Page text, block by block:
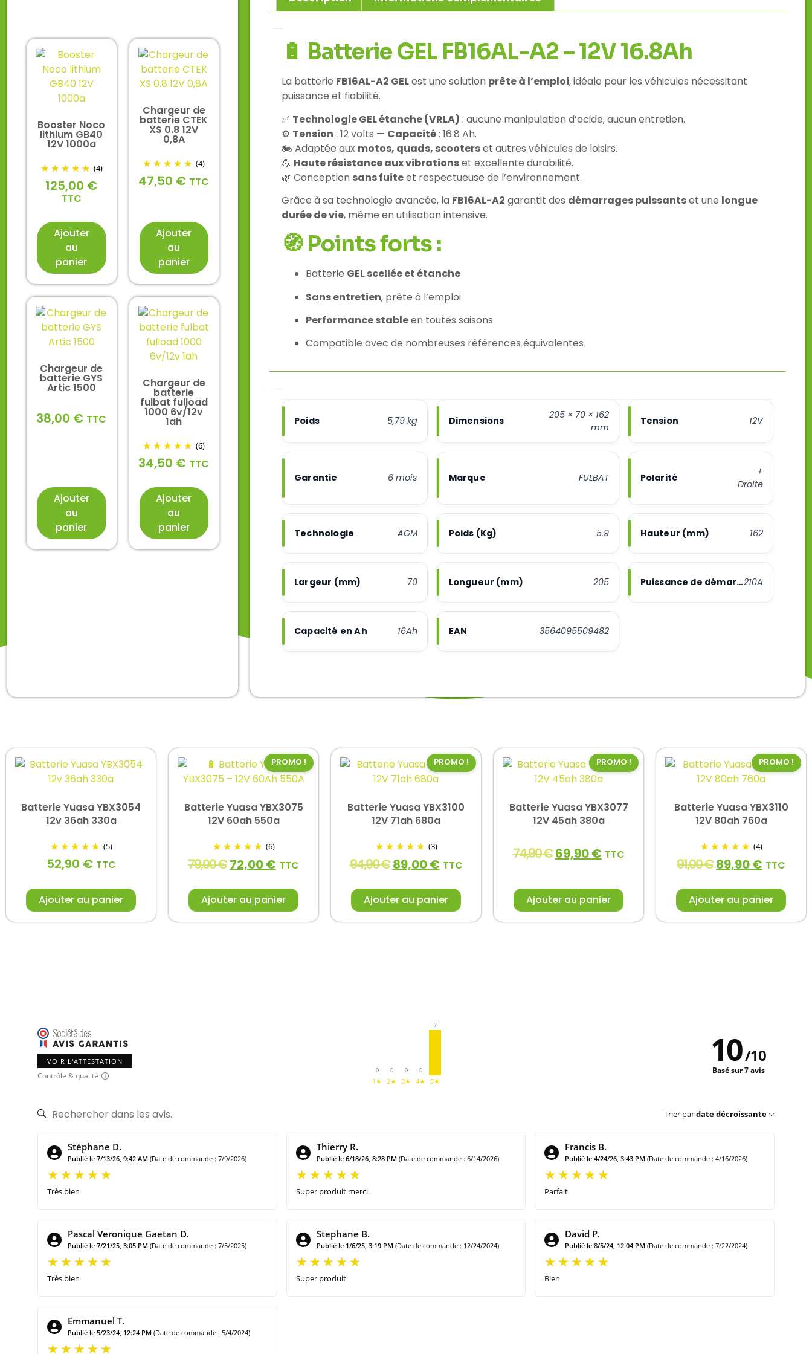
Booster Noco
lithium GB40
12V 1000a
(4)
125,00 €
TTC
Ajouter
au
panier
Chargeur de
batterie CTEK
XS 0.8 12V
0,8A
(4)
47,50 € TTC
Ajouter
au
panier
Chargeur de
batterie GYS
Artic 1500
38,00 € TTC
Ajouter
au
panier
Chargeur de
batterie
fulbat fulload
1000 6v/12v
1ah
(6)
34,50 € TTC
Ajouter
au
panier
🔋 Batterie GEL FB16AL-A2 – 12V 16.8Ah
La batterie FB16AL-A2 GELest une solution prête à l’emploi, idéale pour les véhicules nécessitant
puissance et fiabilité.
✅ Technologie GEL étanche (VRLA) : aucune manipulation d’acide, aucun entretien.
⚙️ Tension : 12 volts — Capacité: 16.8 Ah.
🏍️ Adaptée aux motos, quads, scooterset autres véhicules de loisirs.
💪 Haute résistance aux vibrationset excellente durabilité.
🌿 Conception sans fuiteet respectueuse de l’environnement.
Grâce à sa technologie avancée, la FB16AL-A2 garantit des démarrages puissantset une longue
durée de vie, même en utilisation intensive.
🧭 Points forts :
Batterie GEL scellée et étanche
Sans entretien, prête à l’emploi
Performance stableen toutes saisons
Compatible avec de nombreuses références équivalentes
Poids 5,79 kg Dimensions
205 × 70 × 162
mm
Tension 12V
Garantie 6 mois Marque FULBAT Polarité
+
Droite
Technologie AGM Poids (Kg) 5.9 Hauteur (mm) 162
Largeur (mm) 70 Longueur (mm) 205 Puissance de démarrage210A
Capacité en Ah 16Ah EAN 3564095509482
Batterie Yuasa YBX3054
12v 36ah 330a
(5)
52,90 € TTC
Ajouter au panier
PROMO !
Batterie Yuasa YBX3075
12V 60ah 550a
(6)
79,00€ 72,00€ TTC
Ajouter au panier
PROMO !
Batterie Yuasa YBX3100
12V 71ah 680a
(3)
94,90€ 89,00€ TTC
Ajouter au panier
PROMO !
Batterie Yuasa YBX3077
12V 45ah 380a
74,90€ 69,90€ TTC
Ajouter au panier
PROMO !
Batterie Yuasa YBX3110
12V 80ah 760a
(4)
91,00€ 89,90€ TTC
Ajouter au panier
VOIR L'ATTESTATION
Contrôle & qualité
0
1★
0
2★
0
3★
0
4★
7
5★
10/10
Basé sur 7 avis
Trier pardate décroissante
Stéphane D.
Publié le 7/13/26, 9:42 AM (Date de commande : 7/9/2026)
Très bien
Thierry R.
Publié le 6/18/26, 8:28 PM (Date de commande : 6/14/2026)
Super produit merci.
Francis B.
Publié le 4/24/26, 3:43 PM (Date de commande : 4/16/2026)
Parfait
Pascal Veronique Gaetan D.
Publié le 7/21/25, 3:05 PM (Date de commande : 7/5/2025)
Très bien
Stephane B.
Publié le 1/6/25, 3:19 PM (Date de commande : 12/24/2024)
Super produit
David P.
Publié le 8/5/24, 12:04 PM (Date de commande : 7/22/2024)
Bien
Emmanuel T.
Publié le 5/23/24, 12:24 PM (Date de commande : 5/4/2024)